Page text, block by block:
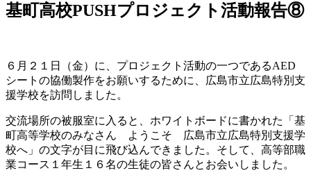
基町高校PUSHプロジェクト活動報告⑧
６月２１日（金）に、プロジェクト活動の一つであるAED
シートの協働製作をお願いするために、広島市立広島特別支
援学校を訪問しました。
交流場所の被服室に入ると、ホワイトボードに書かれた「基
町高等学校のみなさん ようこそ 広島市立広島特別支援学
校へ」の文字が目に飛び込んできました。そして、高等部職
業コース１年生１６名の生徒の皆さんとお会いしました。